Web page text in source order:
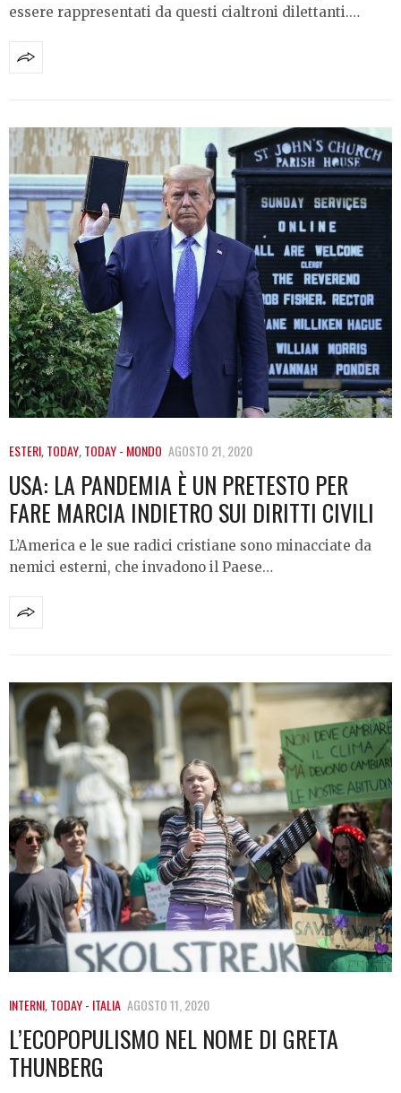
essere rappresentati da questi cialtroni dilettanti.…
ESTERI,TODAY,TODAY - MONDO AGOSTO 21, 2020
USA: LA PANDEMIA È UN PRETESTO PER
FARE MARCIA INDIETRO SUI DIRITTI CIVILI
L’America e le sue radici cristiane sono minacciate da
nemici esterni, che invadono il Paese…
INTERNI,TODAY - ITALIA AGOSTO 11, 2020
L’ECOPOPULISMO NEL NOME DI GRETA
THUNBERG